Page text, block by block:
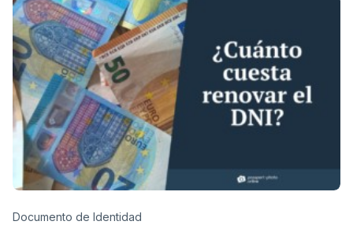
Category
Documento de Identidad